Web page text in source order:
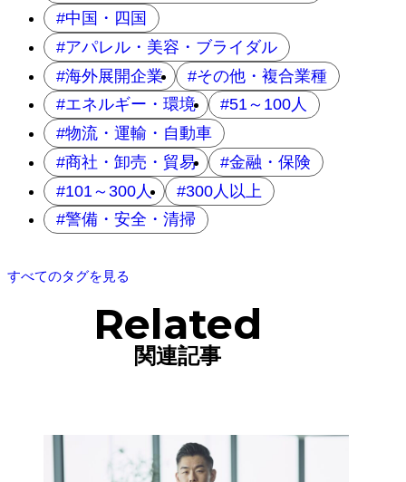
中国・四国
アパレル・美容・ブライダル
海外展開企業
その他・複合業種
エネルギー・環境
51～100人
物流・運輸・自動車
商社・卸売・貿易
金融・保険
101～300人
300人以上
警備・安全・清掃
すべてのタグを見る
Related
関連記事